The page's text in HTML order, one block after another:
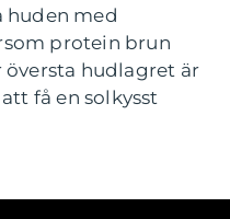
huden med
protein brun
översta hudlagret är
få en solkysst